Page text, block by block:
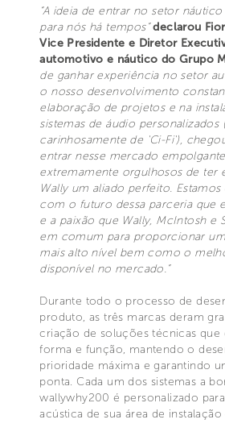
“A ideia de entrar no setor
para nós há tempos” declarou
Vice Presidente e Diretor
automotivo e náutico do Grupo
de ganhar experiência no setor
o nosso desenvolvimento
elaboração de projetos e na
sistemas de áudio personalizados
carinhosamente de 'Ci-Fi'),
entrar nesse mercado
extremamente orgulhosos de ter
Wally um aliado perfeito. Estamos
com o futuro dessa parceria que
e a paixão que Wally, McIntosh e
em comum para proporcionar
mais alto nível bem como o
disponível no mercado.”
Durante todo o processo de
produto, as três marcas deram
criação de soluções técnicas que
forma e função, mantendo o
prioridade máxima e garantindo
ponta. Cada um dos sistemas a
wallywhy200 é personalizado
acústica de sua área de instalação